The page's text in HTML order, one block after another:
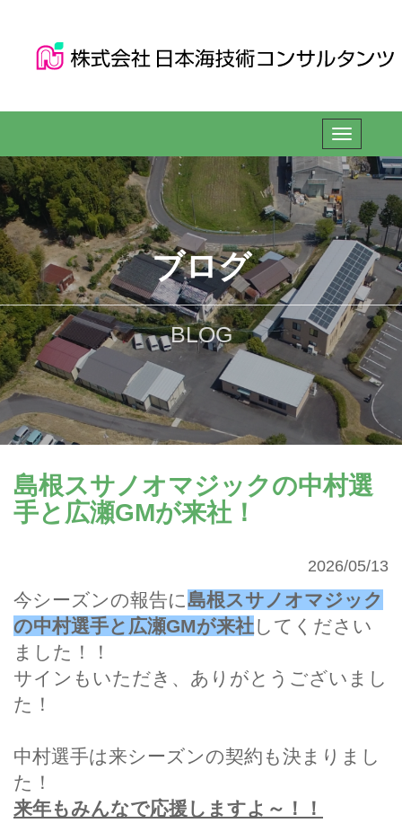
ブログ
BLOG
島根スサノオマジックの中村選
手と広瀬GMが来社！
2026/05/13
今シーズンの報告に島根スサノオマジック
の中村選手と広瀬GMが来社してください
ました！！
サインもいただき、ありがとうございまし
た！
中村選手は来シーズンの契約も決まりまし
た！
来年もみんなで応援しますよ～！！